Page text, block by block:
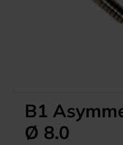
B1
Ø 8.0